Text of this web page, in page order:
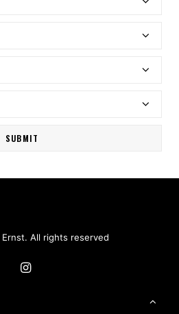
All rights reserved